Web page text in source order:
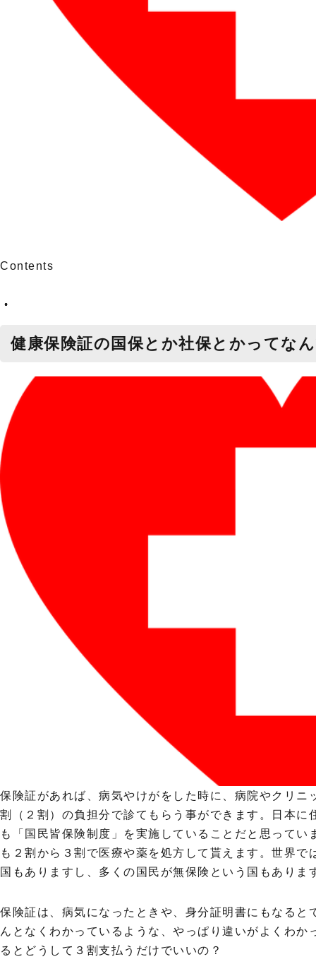
Contents
健康保険証の国保とか社保とかってな
保険証があれば、病気やけがをした時に、病院やクリ
割（２割）の負担分で診てもらう事ができます。日本
も「国民皆保険制度」を実施していることだと思って
も２割から３割で医療や薬を処方して貰えます。世界
国もありますし、多くの国民が無保険という国もありま
保険証は、病気になったときや、身分証明書にもなる
んとなくわかっているような、やっぱり違いがよくわ
るとどうして３割支払うだけでいいの？